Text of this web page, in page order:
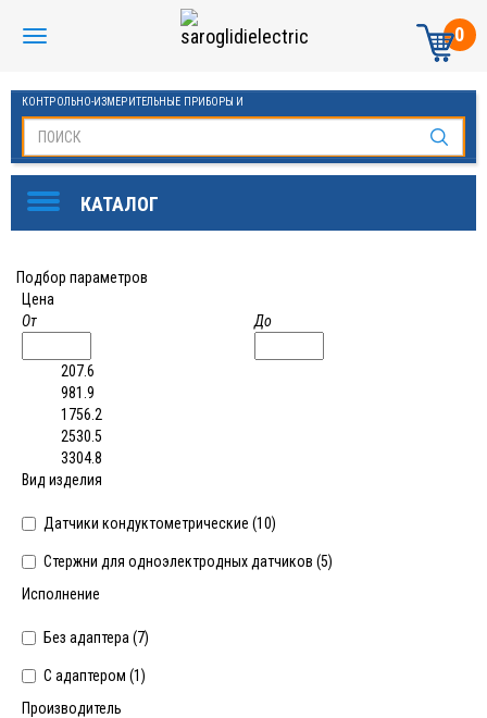
0
КОНТРОЛЬНО-ИЗМЕРИТЕЛЬНЫЕ ПРИБОРЫ И
Подбор параметров
Цена
От
До
207.6
981.9
1756.2
2530.5
3304.8
Вид изделия
Датчики кондуктометрические (10)
Стержни для одноэлектродных датчиков (5)
Исполнение
Без адаптера (7)
С адаптером (1)
Производитель